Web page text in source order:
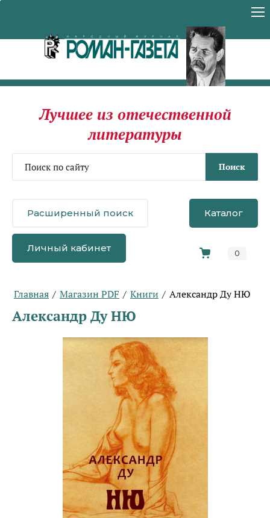
Лучшее из отечественной
литературы
Поиск
Расширенный поиск Каталог
Личный кабинет 0
Главная / Магазин PDF / Книги / Александр Ду НЮ
Александр Ду НЮ